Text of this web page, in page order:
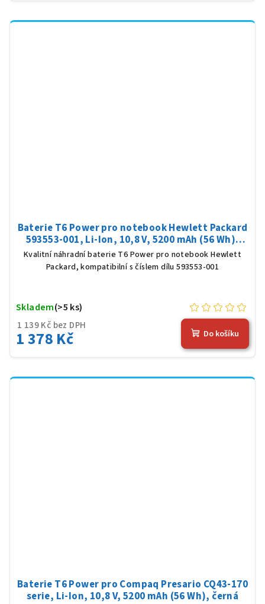
Baterie T6 Power pro notebook Hewlett Packard
593553-001, Li-Ion, 10,8 V, 5200 mAh (56 Wh),
černá
Kvalitní náhradní baterie T6 Power pro notebook Hewlett
Packard, kompatibilní s číslem dílu 593553-001
1 139 Kč bez DPH
1 378 Kč
Skladem(>5 ks)
Do košíku
Baterie T6 Power pro Compaq Presario CQ43-170
serie, Li-Ion, 10,8 V, 5200 mAh (56 Wh), černá